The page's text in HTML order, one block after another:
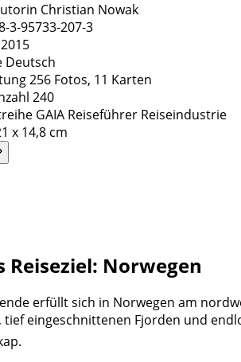
Christian Nowak
3-95733-207-3
2015
Deutsch
256 Fotos, 11 Karten
240
GAIA Reiseführer Reiseindustrie
x 14,8 cm
Reiseziel: Norwegen
erfüllt sich in Norwegen am
tief eingeschnittenen Fjorden und